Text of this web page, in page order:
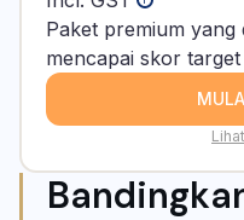
Paket premium yang
mencapai skor